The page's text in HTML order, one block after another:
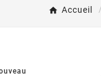
Accueil